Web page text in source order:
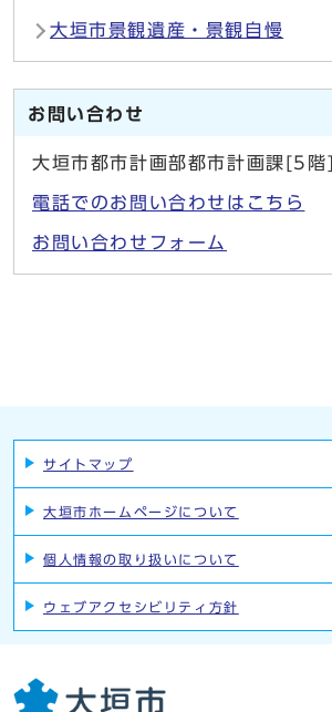
大垣市景観遺産・景観自慢
お問い合わせ
大垣市都市計画部都市計画課[5階]
電話でのお問い合わせはこちら
お問い合わせフォーム
サイトマップ
大垣市ホームページについて
個人情報の取り扱いについて
ウェブアクセシビリティ方針